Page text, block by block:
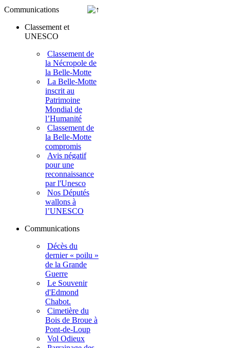
Communications
Classement et
UNESCO
Classement de
la Nécropole de
la Belle-Motte
La Belle-Motte
inscrit au
Patrimoine
Mondial de
l’Humanité
Classement de
la Belle-Motte
compromis
Avis négatif
pour une
reconnaissance
par l'Unesco
Nos Députés
wallons à
l’UNESCO
Communications
Décès du
dernier « poilu »
de la Grande
Guerre
Le Souvenir
d'Edmond
Chabot.
Cimetière du
Bois de Broue à
Pont-de-Loup
Vol Odieux